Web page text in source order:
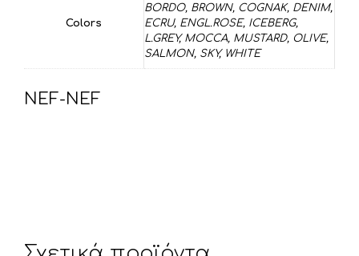
Colors
BORDO, BROWN, COGNAK, DENIM,
ECRU, ENGL.ROSE, ICEBERG,
L.GREY, MOCCA, MUSTARD, OLIVE,
SALMON, SKY, WHITE
NEF-NEF